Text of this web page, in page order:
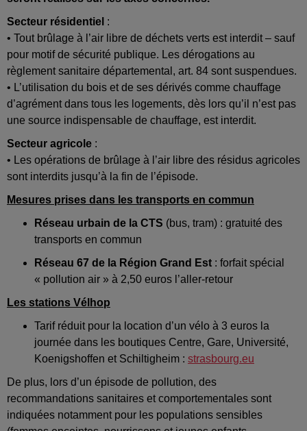
Secteur résidentiel :
• Tout brûlage à l’air libre de déchets verts est interdit – sauf
pour motif de sécurité publique. Les dérogations au
règlement sanitaire départemental, art. 84 sont suspendues.
• L’utilisation du bois et de ses dérivés comme chauffage
d’agrément dans tous les logements, dès lors qu’il n’est pas
une source indispensable de chauffage, est interdit.
Secteur agricole :
• Les opérations de brûlage à l’air libre des résidus agricoles
sont interdits jusqu’à la fin de l’épisode.
Mesures prises dans les transports en commun
Réseau urbain de la CTS (bus, tram) : gratuité des
transports en commun
Réseau 67 de la Région Grand Est : forfait spécial
« pollution air » à 2,50 euros l’aller-retour
Les stations Vélhop
Tarif réduit pour la location d’un vélo à 3 euros la
journée dans les boutiques Centre, Gare, Université,
Koenigshoffen et Schiltigheim : strasbourg.eu
De plus, lors d’un épisode de pollution, des
recommandations sanitaires et comportementales sont
indiquées notamment pour les populations sensibles